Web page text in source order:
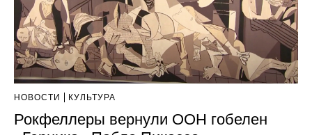
НОВОСТИ КУЛЬТУРА
Рокфеллеры вернули ООН гобелен